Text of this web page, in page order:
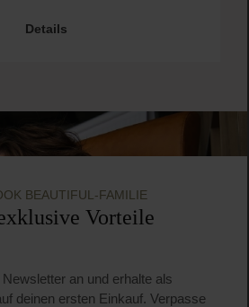
Details
BEAUTIFUL-FAMILIE
Vorteile
an und erhalte als
deinen ersten Einkauf. Verpasse